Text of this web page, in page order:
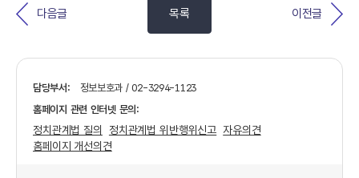
다음글 이전글
목록
담당부서:
정보보호과 / 02-3294-1123
홈페이지 관련 인터넷 문의:
정치관계법 질의 정치관계법 위반행위신고 자유의견
홈페이지 개선의견